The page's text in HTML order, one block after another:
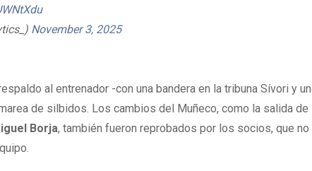
November 3, 2025
al entrenador -con una bandera en la tribuna Sívori y
de silbidos. Los cambios del Muñeco, como la salida de
Borja, también fueron reprobados por los socios, que no